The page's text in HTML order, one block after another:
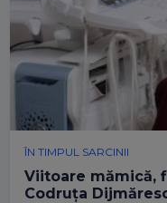
ÎN TIMPUL SARCINII
Viitoare mămică,
Codruța